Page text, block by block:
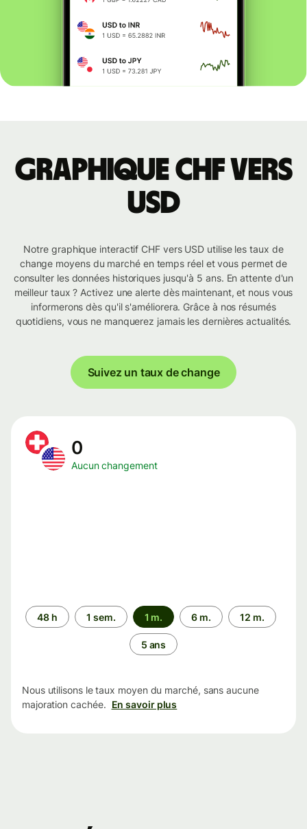
Graphique CHF vers
USD
Notre graphique interactif CHF vers USD utilise les taux de
change moyens du marché en temps réel et vous permet de
consulter les données historiques jusqu'à 5 ans. En attente d'un
meilleur taux ? Activez une alerte dès maintenant, et nous vous
informerons dès qu'il s'améliorera. Grâce à nos résumés
quotidiens, vous ne manquerez jamais les dernières actualités.
Suivez un taux de change
0
Aucun changement
Période
48 h 1 sem. 1 m. 6 m. 12 m.
5 ans
Nous utilisons le taux moyen du marché, sans aucune
majoration cachée. En savoir plus